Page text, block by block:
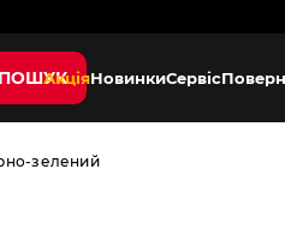
ПОШУКАкціяНовинкиСервіс
зелений